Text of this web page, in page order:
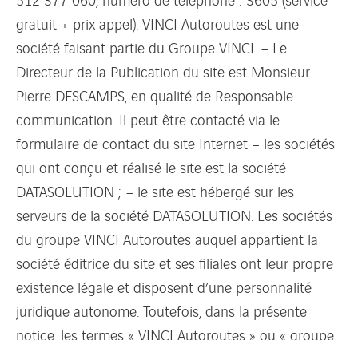
gratuit + prix appel). VINCI Autoroutes est une
société faisant partie du Groupe VINCI. – Le
Directeur de la Publication du site est Monsieur
Pierre DESCAMPS, en qualité de Responsable
communication. Il peut être contacté via le
formulaire de contact du site Internet – les sociétés
qui ont conçu et réalisé le site est la société
DATASOLUTION ; – le site est hébergé sur les
serveurs de la société DATASOLUTION. Les sociétés
du groupe VINCI Autoroutes auquel appartient la
société éditrice du site et ses filiales ont leur propre
existence légale et disposent d’une personnalité
juridique autonome. Toutefois, dans la présente
notice, les termes « VINCI Autoroutes » ou « groupe